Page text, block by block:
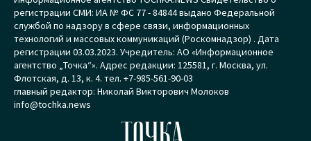
регистрации СМИ: ИА № ФС 77 - 84844 выдано Федеральной
службой по надзору в сфере связи, информационных
технологий и массовых коммуникаций (Роскомнадзор) . Дата
регистрации 03.03.2023. Учредитель: АО «Информационное
агентство „Точка“». Адрес редакции: 125581, г. Москва, ул.
Флотская, д. 13, к. 4. тел. +7-985-561-90-03
главный редактор: Николай Викторович Молоков
info@tochka.news